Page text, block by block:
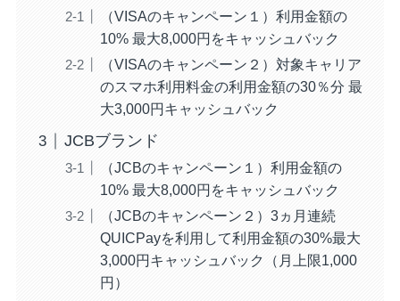
（VISAのキャンペーン１）利用金額の
10% 最大8,000円をキャッシュバック
（VISAのキャンペーン２）対象キャリア
のスマホ利用料金の利用金額の30％分 最
大3,000円キャッシュバック
JCBブランド
（JCBのキャンペーン１）利用金額の
10% 最大8,000円をキャッシュバック
（JCBのキャンペーン２）3ヵ月連続
QUICPayを利用して利用金額の30%最大
3,000円キャッシュバック（月上限1,000
円）